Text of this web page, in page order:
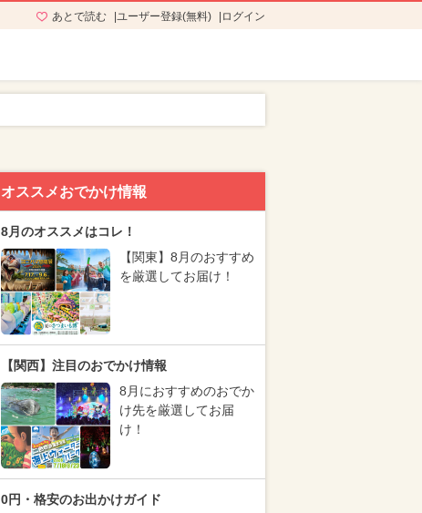
あとで読む ユーザー登録(無料) ログイン
オススメおでかけ情報
8月のオススメはコレ！
【関東】8月のおすすめ
を厳選してお届け！
【関西】注目のおでかけ情報
8月におすすめのおでか
け先を厳選してお届
け！
0円・格安のお出かけガイド